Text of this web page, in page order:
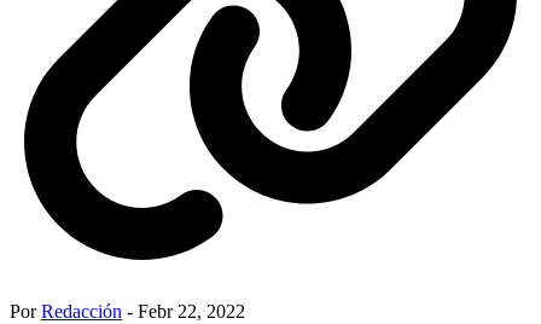
PorRedacción - Febr 22, 2022